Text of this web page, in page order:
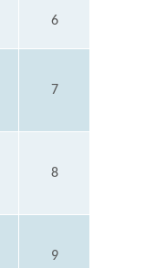
6
7
8
9